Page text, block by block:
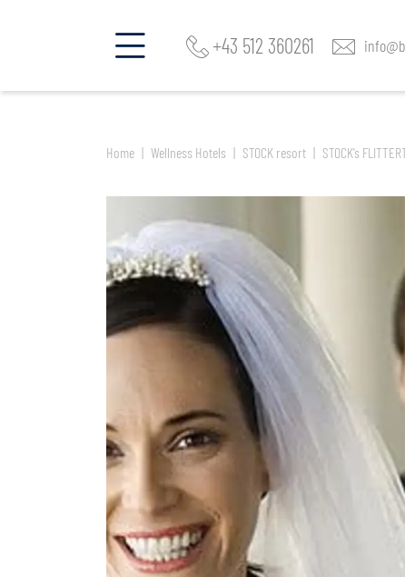
+43 512 360261
Home Wellness Hotels STOCK resort STOCK’s